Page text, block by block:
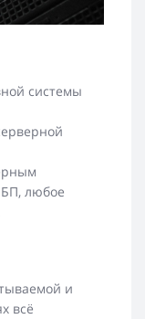
системы
любое
и
всё